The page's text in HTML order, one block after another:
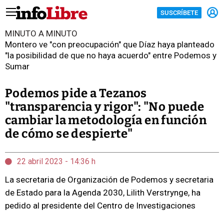
SUSCRÍBETE
MINUTO A MINUTO
Montero ve "con preocupación" que Díaz haya planteado
"la posibilidad de que no haya acuerdo" entre Podemos y
Sumar
Podemos pide a Tezanos
"transparencia y rigor": "No puede
cambiar la metodología en función
de cómo se despierte"
22 abril 2023 - 14:36 h
La secretaria de Organización de Podemos y secretaria
de Estado para la Agenda 2030, Lilith Verstrynge, ha
pedido al presidente del Centro de Investigaciones